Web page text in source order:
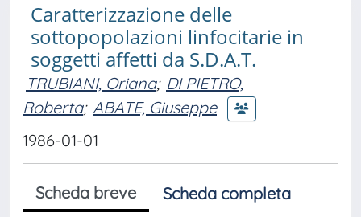
Caratterizzazione delle
sottopopolazioni linfocitarie in
soggetti affetti da S.D.A.T.
TRUBIANI, Oriana; DI PIETRO,
Roberta; ABATE, Giuseppe
1986-01-01
Scheda breve
Scheda completa